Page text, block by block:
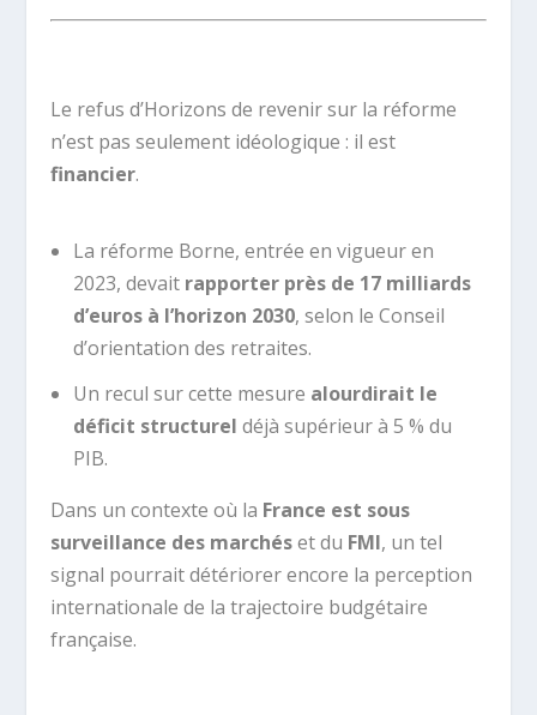
Le refus d’Horizons de revenir sur la réforme
n’est pas seulement idéologique : il est
financier.
La réforme Borne, entrée en vigueur en
2023, devait rapporter près de 17 milliards
d’euros à l’horizon 2030, selon le Conseil
d’orientation des retraites.
Un recul sur cette mesure alourdirait le
déficit structurel déjà supérieur à 5 % du
PIB.
Dans un contexte où la France est sous
surveillance des marchéset du FMI, un tel
signal pourrait détériorer encore la perception
internationale de la trajectoire budgétaire
française.